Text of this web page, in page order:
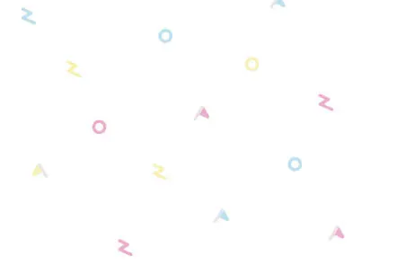
カラーモデル（全9種）
サンリオキャラクターズコラボモデル（全3
ディズニーコレクションモデル（全4種）
リラックマモデル（全2種）
ホワイト系
グレー系